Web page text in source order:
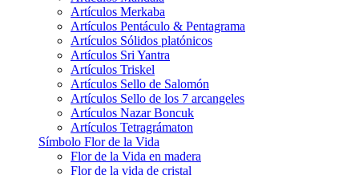
Artículos Merkaba
Artículos Pentáculo & Pentagrama
Artículos Sólidos platónicos
Artículos Sri Yantra
Artículos Triskel
Artículos Sello de Salomón
Artículos Sello de los 7 arcangeles
Artículos Nazar Boncuk
Artículos Tetragrámaton
Símbolo Flor de la Vida
Flor de la Vida en madera
Flor de la vida de cristal